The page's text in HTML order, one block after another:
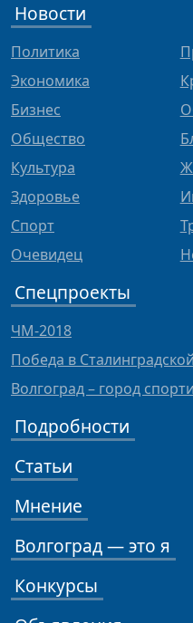
Новости
Политика
Экономика
Бизнес
Общество
Культура
Здоровье
Спорт
Очевидец
Спецпроекты
ЧМ-2018
Победа в
Волгоград – город
Подробности
Статьи
Мнение
Волгоград — это я
Конкурсы